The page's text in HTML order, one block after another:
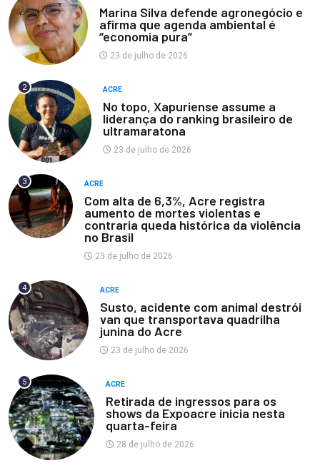
Marina Silva defende agronegócio e
afirma que agenda ambiental é
“economia pura”
23 de julho de 2026
2 ACRE
No topo, Xapuriense assume a
liderança do ranking brasileiro de
ultramaratona
23 de julho de 2026
3 ACRE
Com alta de 6,3%, Acre registra
aumento de mortes violentas e
contraria queda histórica da violência
no Brasil
23 de julho de 2026
4 ACRE
Susto, acidente com animal destrói
van que transportava quadrilha
junina do Acre
23 de julho de 2026
5 ACRE
Retirada de ingressos para os
shows da Expoacre inicia nesta
quarta-feira
28 de julho de 2026